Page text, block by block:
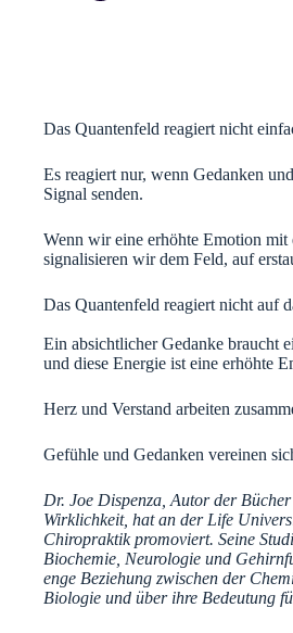
Das Quantenfeld reagiert nicht
Es reagiert nur, wenn Gedanken
Signal senden.
Wenn wir eine erhöhte Emotion
signalisieren wir dem Feld, auf
Das Quantenfeld reagiert nicht auf
Ein absichtlicher Gedanke braucht
und diese Energie ist eine erhöhte
Herz und Verstand arbeiten
Gefühle und Gedanken vereinen
Dr. Joe Dispenza, Autor der
Wirklichkeit, hat an der Life
Chiropraktik promoviert. Seine
Biochemie, Neurologie und
enge Beziehung zwischen der
Biologie und über ihre Bedeutung